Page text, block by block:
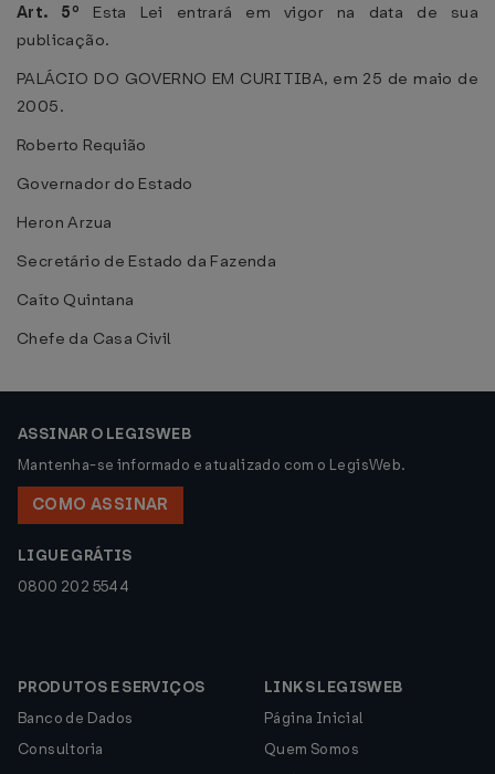
Art. 5º Esta Lei entrará em vigor na data de sua
publicação.
PALÁCIO DO GOVERNO EM CURITIBA, em 25 de maio de
2005.
Roberto Requião
Governador do Estado
Heron Arzua
Secretário de Estado da Fazenda
Caíto Quintana
Chefe da Casa Civil
ASSINAR O LEGISWEB
Mantenha-se informado e atualizado com o LegisWeb.
COMO ASSINAR
LIGUE GRÁTIS
0800 202 5544
PRODUTOS E SERVIÇOS
Banco de Dados
Consultoria
LINKS LEGISWEB
Página Inicial
Quem Somos